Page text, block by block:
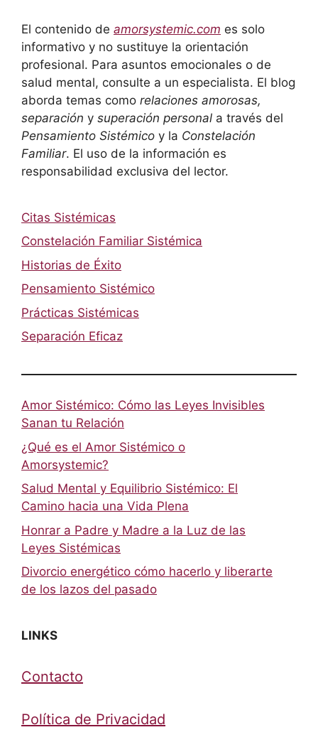
El contenido de amorsystemic.com es solo
informativo y no sustituye la orientación
profesional. Para asuntos emocionales o de
salud mental, consulte a un especialista. El blog
aborda temas como relaciones amorosas,
separación y superación personal a través del
Pensamiento Sistémico y la Constelación
Familiar. El uso de la información es
responsabilidad exclusiva del lector.
Citas Sistémicas
Constelación Familiar Sistémica
Historias de Éxito
Pensamiento Sistémico
Prácticas Sistémicas
Separación Eficaz
Amor Sistémico: Cómo las Leyes Invisibles
Sanan tu Relación
¿Qué es el Amor Sistémico o
Amorsystemic?
Salud Mental y Equilibrio Sistémico: El
Camino hacia una Vida Plena
Honrar a Padre y Madre a la Luz de las
Leyes Sistémicas
Divorcio energético cómo hacerlo y liberarte
de los lazos del pasado
LINKS
Contacto
Política de Privacidad